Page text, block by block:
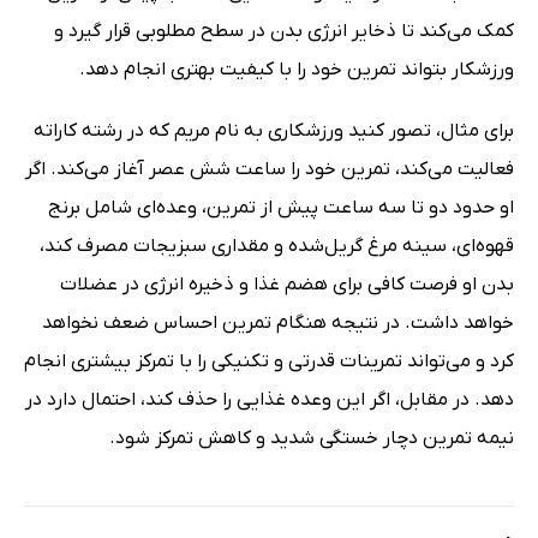
کمک می‌کند تا ذخایر انرژی بدن در سطح مطلوبی قرار گیرد و
ورزشکار بتواند تمرین خود را با کیفیت بهتری انجام دهد.
برای مثال، تصور کنید ورزشکاری به نام مریم که در رشته کاراته
فعالیت می‌کند، تمرین خود را ساعت شش عصر آغاز می‌کند. اگر
او حدود دو تا سه ساعت پیش از تمرین، وعده‌ای شامل برنج
قهوه‌ای، سینه مرغ گریل‌شده و مقداری سبزیجات مصرف کند،
بدن او فرصت کافی برای هضم غذا و ذخیره انرژی در عضلات
خواهد داشت. در نتیجه هنگام تمرین احساس ضعف نخواهد
کرد و می‌تواند تمرینات قدرتی و تکنیکی را با تمرکز بیشتری انجام
دهد. در مقابل، اگر این وعده غذایی را حذف کند، احتمال دارد در
نیمه تمرین دچار خستگی شدید و کاهش تمرکز شود.